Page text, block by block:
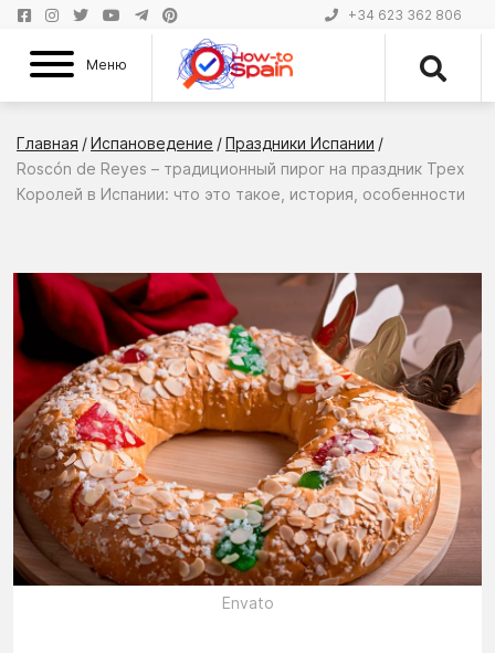
+34 623 362 806
Меню
Главная /Испановедение /Праздники Испании /
Roscón de Reyes – традиционный пирог на праздник Трех
Королей в Испании: что это такое, история, особенности
Envato